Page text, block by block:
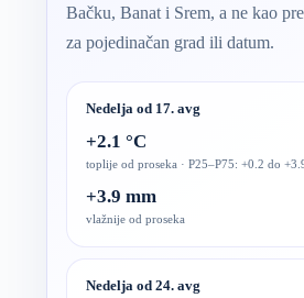
Bačku, Banat i Srem, a ne kao
za pojedinačan grad ili datum.
Nedelja od 17. avg
+2.1 °C
toplije od proseka · P25–P75: +0.2 do
+3.9 mm
vlažnije od proseka
Nedelja od 24. avg